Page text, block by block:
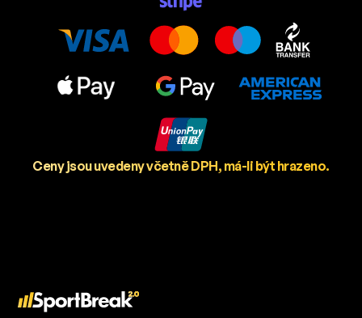
Ceny jsou uvedeny včetně DPH, má-li být hrazeno.